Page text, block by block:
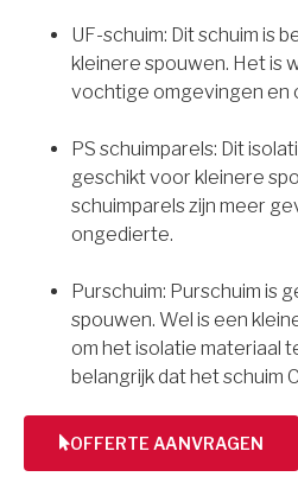
UF-schuim: Dit schuim is
kleinere spouwen. Het is
vochtige omgevingen en
PS schuimparels: Dit
geschikt voor kleinere
schuimparels zijn meer
ongedierte.
Purschuim: Purschuim is
spouwen. Wel is een
om het isolatie materiaal
belangrijk dat het schuim
OFFERTE AANVRAGEN